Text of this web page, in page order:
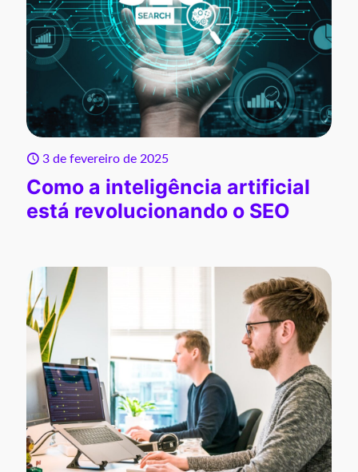
3 de fevereiro de 2025
Como a inteligência artificial
está revolucionando o SEO